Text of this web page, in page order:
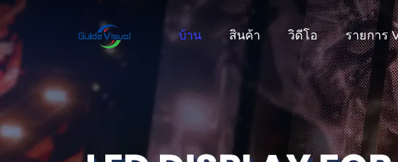
บ้าน สินค้า วิดีโอ รายการ